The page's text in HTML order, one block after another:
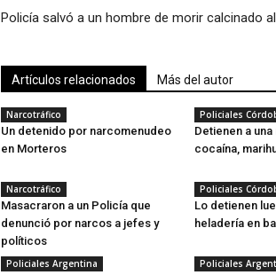
Policía salvó a un hombre de morir calcinado
Artículos relacionados Más del autor
Narcotráfico
Un detenido por narcomenudeo
en Morteros
Policiales
Detienen a
cocaína,
Narcotráfico
Masacraron a un Policía que
denunció por narcos a jefes y
políticos
Policiales
Lo detienen
heladería en
Policiales Argentina Policiales